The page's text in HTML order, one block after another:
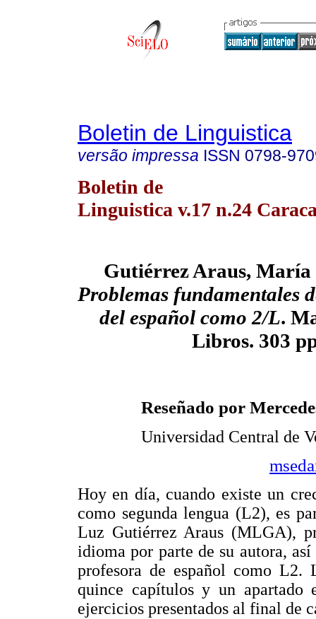
Boletin de Linguistica
versão impressa ISSN 0798-
Boletin de
Linguistica v.17 n.24
Gutiérrez Araus,
Problemas fundamentales
del español como 2/L.
Libros. 303
Reseñado por
Universidad Central de
Hoy en día, cuando existe un
como segunda lengua (L2), es
Luz Gutiérrez Araus (MLGA),
idioma por parte de su autora,
profesora de español como L2.
quince capítulos y un apartado
ejercicios presentados al final de